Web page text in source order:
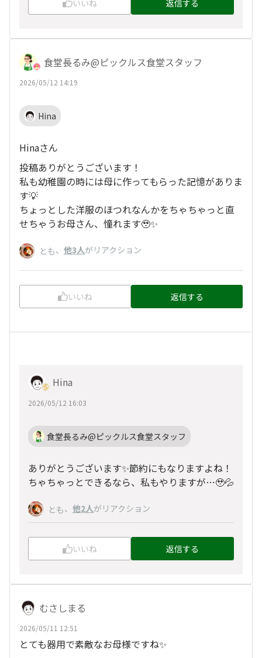
いいね 返信する
食堂長るみ@ピックルス食堂スタッフ
2026/05/12 14:19
Hina
Hinaさん
投稿ありがとうございます！
私も幼稚園の時には母に作ってもらった記憶がありま
す💡
ちょっとした洋服のほつれなんかをちゃちゃっと直
せちゃうお母さん、憧れます🥹✨
とも、 他3人がリアクション
いいね 返信する
Hina
2026/05/12 16:03
食堂長るみ@ピックルス食堂スタッフ
ありがとうございます✨節約にもなりますよね！
ちゃちゃっとできるなら、私もやりますが…🥹💦
とも、 他2人がリアクション
いいね 返信する
むさしまる
2026/05/11 12:51
とても器用で素敵なお母様ですね✨️